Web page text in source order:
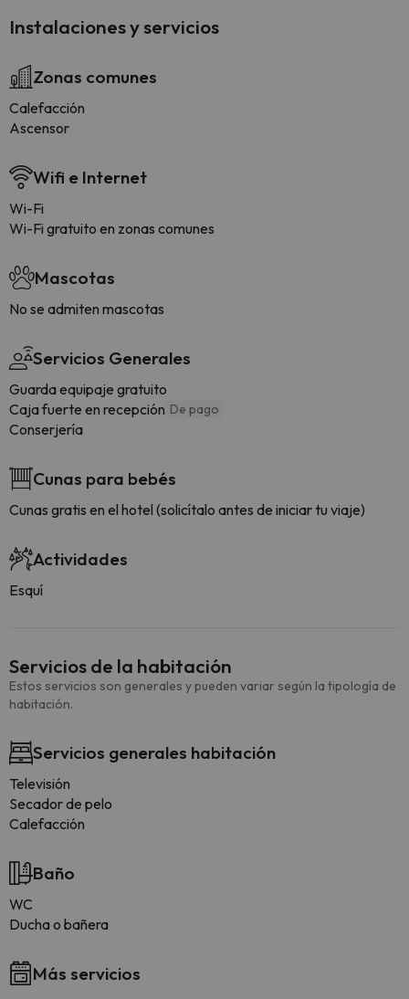
Instalaciones y servicios
Zonas comunes
Calefacción
Ascensor
Wifi e Internet
Wi-Fi
Wi-Fi gratuito en zonas comunes
Mascotas
No se admiten mascotas
Servicios Generales
Guarda equipaje gratuito
Caja fuerte en recepción De pago
Conserjería
Cunas para bebés
Cunas gratis en el hotel (solicítalo antes de iniciar tu viaje)
Actividades
Esquí
Servicios de la habitación
Estos servicios son generales y pueden variar según la tipología de
habitación.
Servicios generales habitación
Televisión
Secador de pelo
Calefacción
Baño
WC
Ducha o bañera
Más servicios